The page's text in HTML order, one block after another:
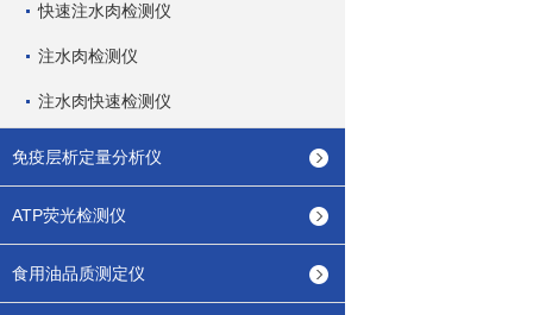
快速注水肉检测仪
注水肉检测仪
注水肉快速检测仪
免疫层析定量分析仪
ATP荧光检测仪
食用油品质测定仪